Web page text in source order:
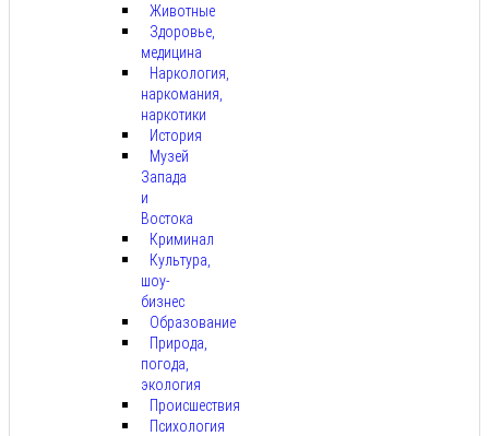
Животные
Здоровье,
медицина
Наркология,
наркомания,
наркотики
История
Музей
Запада
и
Востока
Криминал
Культура,
шоу-
бизнес
Образование
Природа,
погода,
экология
Происшествия
Психология